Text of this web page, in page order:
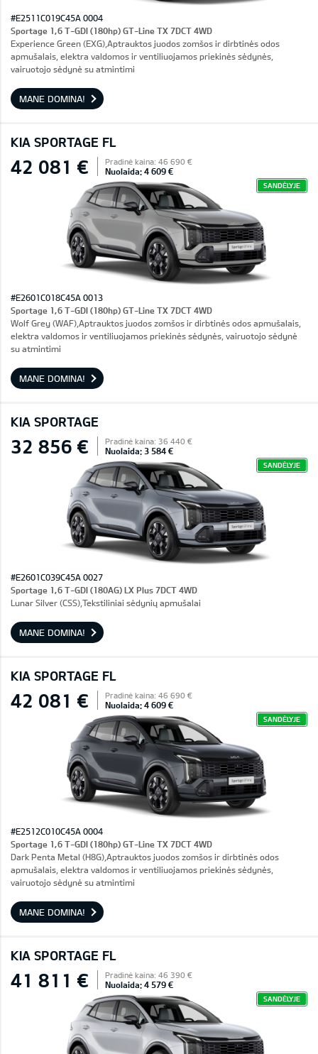
#E2511C019C45A 0004
Sportage 1,6 T-GDI (180hp) GT-Line TX 7DCT 4WD
Experience Green (EXG),Aptrauktos juodos zomšos ir dirbtinės odos
apmušalais, elektra valdomos ir ventiliuojamos priekinės sėdynės,
vairuotojo sėdynė su atmintimi
MANE DOMINA!
KIA SPORTAGE FL
42 081 € Pradinė kaina: 46 690 €
Nuolaida: 4 609 €
SANDĖLYJE
#E2601C018C45A 0013
Sportage 1,6 T-GDI (180hp) GT-Line TX 7DCT 4WD
Wolf Grey (WAF),Aptrauktos juodos zomšos ir dirbtinės odos apmušalais,
elektra valdomos ir ventiliuojamos priekinės sėdynės, vairuotojo sėdynė
su atmintimi
MANE DOMINA!
KIA SPORTAGE
32 856 € Pradinė kaina: 36 440 €
Nuolaida: 3 584 €
SANDĖLYJE
#E2601C039C45A 0027
Sportage 1,6 T-GDI (180AG) LX Plus 7DCT 4WD
Lunar Silver (CSS),Tekstiliniai sėdynių apmušalai
MANE DOMINA!
KIA SPORTAGE FL
42 081 € Pradinė kaina: 46 690 €
Nuolaida: 4 609 €
SANDĖLYJE
#E2512C010C45A 0004
Sportage 1,6 T-GDI (180hp) GT-Line TX 7DCT 4WD
Dark Penta Metal (H8G),Aptrauktos juodos zomšos ir dirbtinės odos
apmušalais, elektra valdomos ir ventiliuojamos priekinės sėdynės,
vairuotojo sėdynė su atmintimi
MANE DOMINA!
KIA SPORTAGE FL
41 811 € Pradinė kaina: 46 390 €
Nuolaida: 4 579 €
SANDĖLYJE